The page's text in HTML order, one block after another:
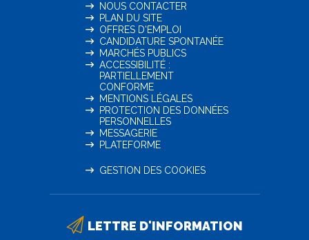
NOUS CONTACTER
PLAN DU SITE
OFFRES D'EMPLOI
CANDIDATURE SPONTANÉE
MARCHÉS PUBLICS
ACCESSIBILITÉ :
PARTIELLEMENT
CONFORME
MENTIONS LÉGALES
PROTECTION DES DONNÉES
PERSONNELLES
MESSAGERIE
PLATEFORME
GESTION DES COOKIES
LETTRE D'INFORMATION